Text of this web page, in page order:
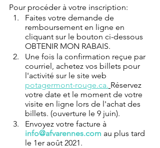
Pour procéder à votre inscription:
Faites votre demande de
remboursement en ligne en
cliquant sur le bouton ci-dessous
OBTENIR MON RABAIS.
Une fois la confirmation reçue par
courriel, achetez vos billets pour
l'activité sur le site web
potagermont-rouge.ca. Réservez
votre date et le moment de votre
visite en ligne lors de l'achat des
billets. (ouverture le 9 juin).
Envoyez votre facture à
info@afvarennes.com au plus tard
le 1er août 2021.